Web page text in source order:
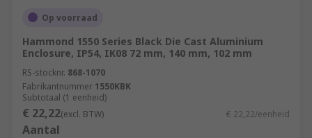
Op voorraad
Hammond 1550 Series Black Die Cast Aluminium
Enclosure, IP54, IK08 72 mm, 140 mm, 102 mm
RS-stocknr. 868-1070
Fabrikantnummer 1550KBK
Subtotaal (1 eenheid)
€ 22,22(excl. BTW) € 22,22/eenheid
Aantal